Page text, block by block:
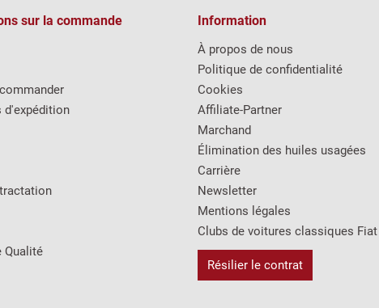
sur la commande
d'expédition
Qualité
Information
À propos de nous
Politique de confidentialité
Cookies
Affiliate-Partner
Marchand
Élimination des huiles usagées
Carrière
Newsletter
Mentions légales
Clubs de voitures classiques Fiat
Résilier le contrat